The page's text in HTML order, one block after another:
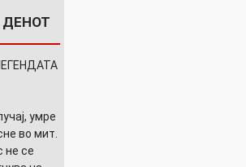
ДЕНОТ
умре
во мит.
не се